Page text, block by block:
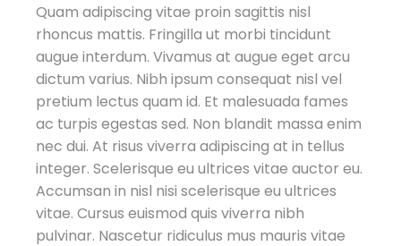
Quam adipiscing vitae proin sagittis nisl
rhoncus mattis. Fringilla ut morbi tincidunt
augue interdum. Vivamus at augue eget arcu
dictum varius. Nibh ipsum consequat nisl vel
pretium lectus quam id. Et malesuada fames
ac turpis egestas sed. Non blandit massa enim
nec dui. At risus viverra adipiscing at in tellus
integer. Scelerisque eu ultrices vitae auctor eu.
Accumsan in nisl nisi scelerisque eu ultrices
vitae. Cursus euismod quis viverra nibh
pulvinar. Nascetur ridiculus mus mauris vitae